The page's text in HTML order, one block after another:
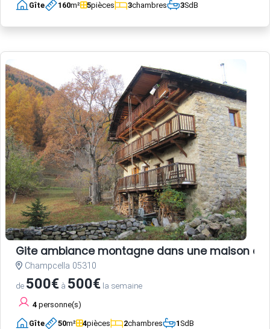
Gîte 160m² 5pièces 3chambres 3SdB
Gite ambiance montagne dans une maison
Champcella 05310
de 500€ à 500€ la semaine
4 personne(s)
Gîte 50m² 4pièces 2chambres 1SdB